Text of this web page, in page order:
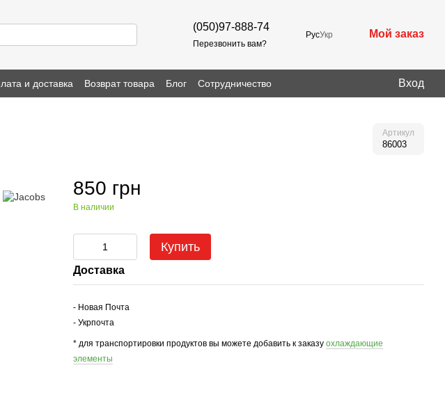
(050)97-888-74
Перезвонить вам?
РусУкр Мой заказ
и доставка Возврат товара Блог Сотрудничество Вход
Артикул
86003
850 грн
В наличии
Купить
Доставка
- Новая Почта
- Укрпочта
* для транспортировки продуктов вы можете добавить к заказуохлаждающие
элементы